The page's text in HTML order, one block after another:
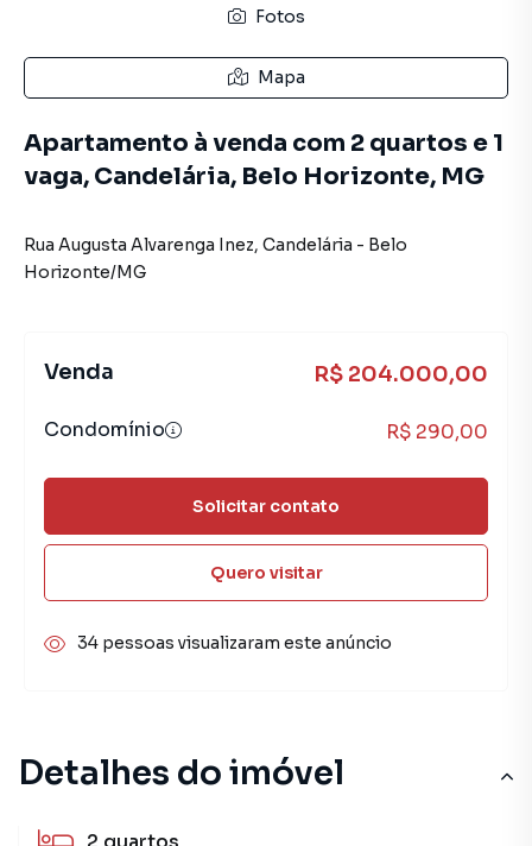
Detalhes do imóvel
Fotos
Mapa
Apartamento à venda com 2 quartos e 1
vaga, Candelária, Belo Horizonte, MG
Rua Augusta Alvarenga Inez, Candelária - Belo
Horizonte/MG
Venda R$ 204.000,00
Condomínio R$ 290,00
Solicitar contato
Quero visitar
34 pessoas visualizaram este anúncio